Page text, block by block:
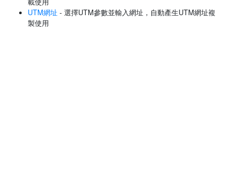
UTM網址 - 選擇UTM參數並輸入網址，自動產生UTM網址複
製使用